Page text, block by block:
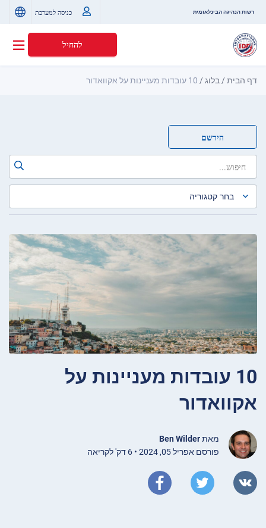
רשות הנהיגה הבינלאומית כניסה למערכת
להחיל
דף הבית/ בלוג/ 10 עובדות מעניינות על אקוואדור
הירשם
10 עובדות מעניינות על
אקוואדור
מאתBen Wilder
פורסם אפריל 05, 2024 • 6 דק' לקריאה